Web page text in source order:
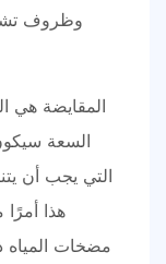
وظروف
المقايضة هي
السعة
التي يجب أن
هذا
مضخات المياه